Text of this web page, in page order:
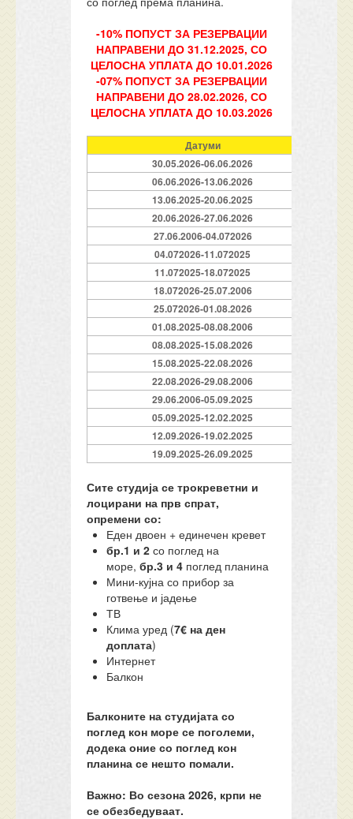
-10% ПОПУСТ ЗА РЕЗЕРВАЦИИ
НАПРАВЕНИ ДО 31.12.2025, СО
ЦЕЛОСНА УПЛАТА ДО 10.01.2026
-07% ПОПУСТ ЗА РЕЗЕРВАЦИИ
НАПРАВЕНИ ДО 28.02.2026, СО
ЦЕЛОСНА УПЛАТА ДО 10.03.2026
Датуми
30.05.2026-06.06.2026
06.06.2026-13.06.2026
13.06.2025-20.06.2025
20.06.2026-27.06.2026
27.06.2006-04.072026
04.072026-11.072025
11.072025-18.072025
18.072026-25.07.2006
25.072026-01.08.2026
01.08.2025-08.08.2006
08.08.2025-15.08.2026
15.08.2025-22.08.2026
22.08.2026-29.08.2006
29.06.2006-05.09.2025
05.09.2025-12.02.2025
12.09.2026-19.02.2025
19.09.2025-26.09.2025
Сите студија се трокреветни и
лоцирани на прв спрат,
опремени со:
Еден двоен + единечен кревет
бр.1 и 2 со поглед на
море,бр.3 и 4 поглед планина
Мини-кујна со прибор за
готвење и јадење
ТВ
Клима уред (7€ на ден
доплата)
Интернет
Балкон
Балконите на студијата со
поглед кон море се поголеми,
додека оние со поглед кон
планина се нешто помали.
Важно: Во сезона 2026, крпи не
се обезбедуваат.